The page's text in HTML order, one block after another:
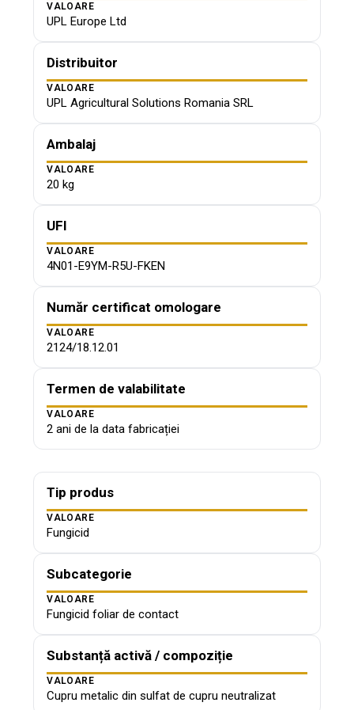
VALOARE
UPL Europe Ltd
Distribuitor
VALOARE
UPL Agricultural Solutions Romania SRL
Ambalaj
VALOARE
20 kg
UFI
VALOARE
4N01-E9YM-R5U-FKEN
Număr certificat omologare
VALOARE
2124/18.12.01
Termen de valabilitate
VALOARE
2 ani de la data fabricației
Tip produs
VALOARE
Fungicid
Subcategorie
VALOARE
Fungicid foliar de contact
Substanță activă / compoziție
VALOARE
Cupru metalic din sulfat de cupru neutralizat